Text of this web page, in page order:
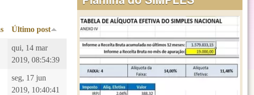
Último post
qui, 14 mar
2019, 08:54:39
seg, 17 jun
2019, 10:40:41